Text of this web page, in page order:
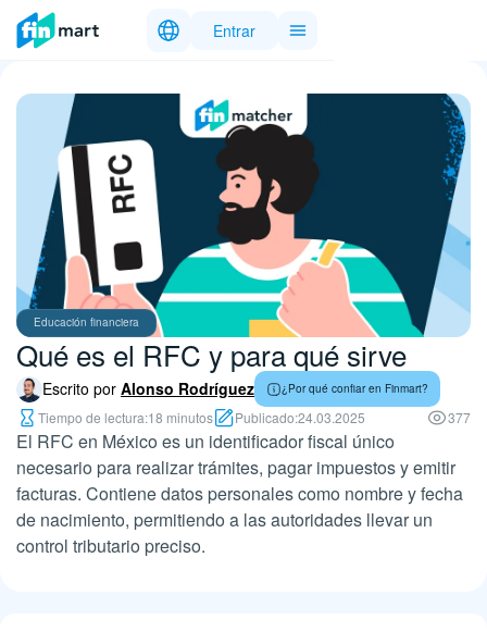
Entrar
Educación financiera
Qué es el RFC y para qué sirve
Escrito por Alonso Rodríguez ¿Por qué confiar en Finmart?
Tiempo de lectura:18 minutos Publicado:24.03.2025 377
El RFC en México es un identificador fiscal único
necesario para realizar trámites, pagar impuestos y emitir
facturas. Contiene datos personales como nombre y fecha
de nacimiento, permitiendo a las autoridades llevar un
control tributario preciso.